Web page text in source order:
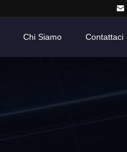
Chi Siamo Contattaci